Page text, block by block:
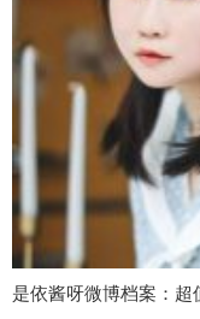
是依酱呀微博档案：